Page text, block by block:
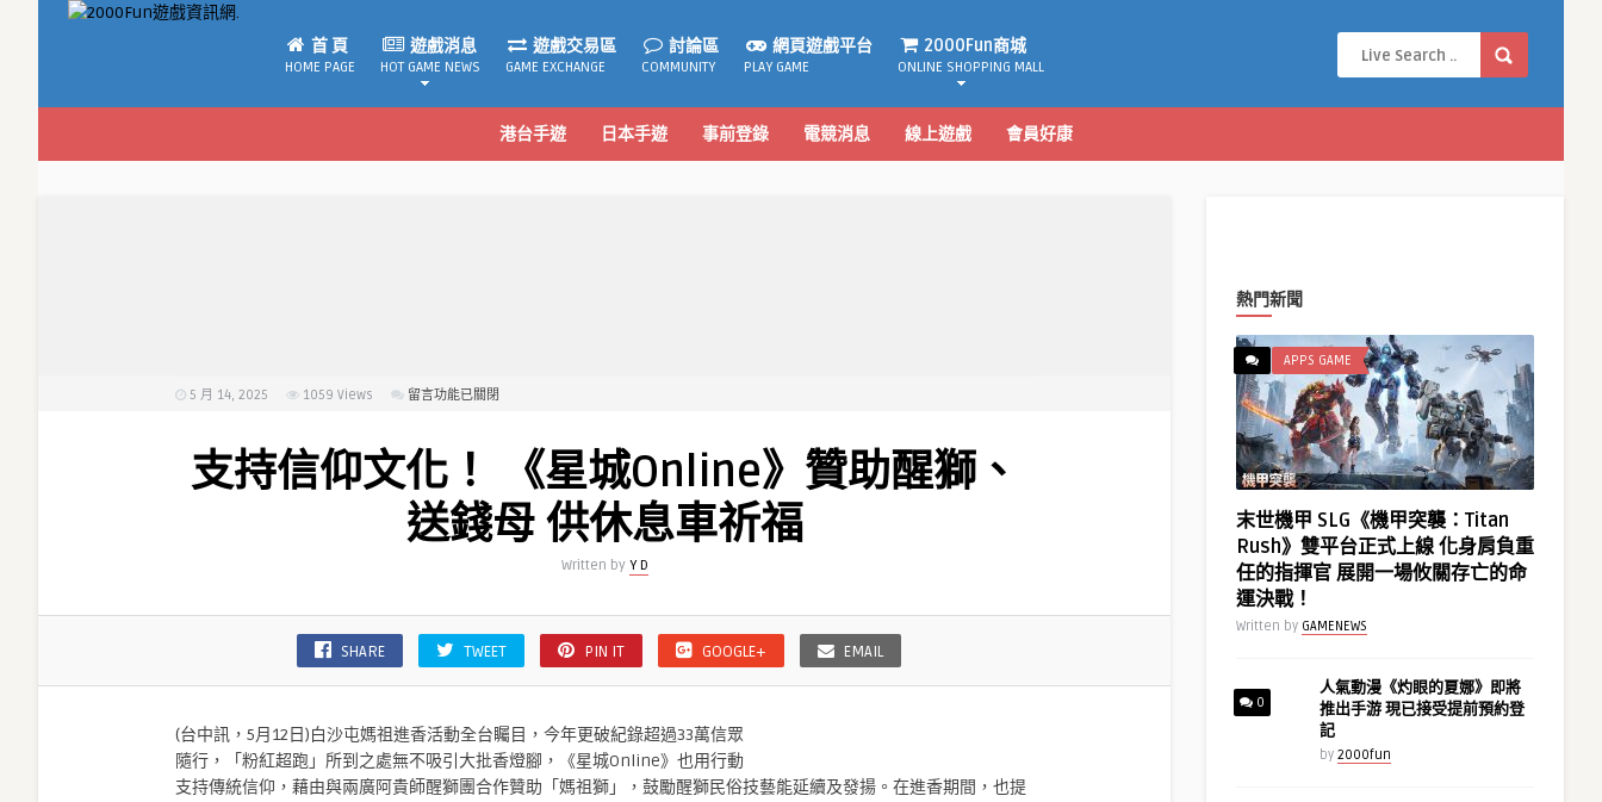
首 頁
HOME PAGE
遊戲消息
HOT GAME NEWS
遊戲交易區
GAME EXCHANGE
討論區
COMMUNITY
網頁遊戲平台
PLAY GAME
2000Fun商城
ONLINE SHOPPING MALL
港台手遊 日本手遊 事前登錄 電競消息 線上遊戲 會員好康
5 月 14, 2025 1059 Views
在
持
信
仰
文
Online》
助
獅、
送
錢
留言功能已關閉
支持信仰文化！ 《星城Online》贊助醒獅、
送錢母 供休息車祈福
Written by Y D
SHARE TWEET PIN IT GOOGLE+ EMAIL
(台中訊，5月12日)白沙屯媽祖進香活動全台矚目， 今年更破紀錄超過33萬信眾
隨行，「粉紅超跑」 所到之處無不吸引大批香燈腳，《星城Online》 也用行動
支持傳統信仰，藉由與兩廣阿貴師醒獅團合作贊助「媽祖獅」，鼓勵醒獅民俗技藝能延續及發揚。在進香期間， 也提
熱門新聞
APPS GAME
末世機甲 SLG《機甲突襲：Titan
Rush》雙平台正式上線 化身肩負重
任的指揮官 展開一場攸關存亡的命
運決戰！
Written by GAMENEWS
0
人氣動漫《灼眼的夏娜》即將
推出手游 現已接受提前預約登
記
by 2000fun